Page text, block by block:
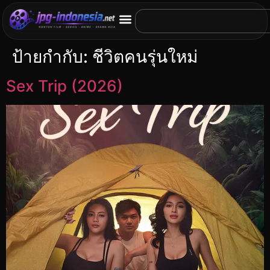
ป้ายกำกับ: ชีวิตคนรุ่นใหม่
Sex Trip (2026)